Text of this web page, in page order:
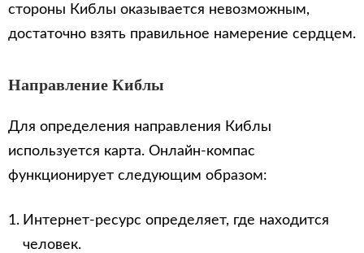
стороны Киблы оказывается невозможным,
достаточно взять правильное намерение сердцем.
Направление Киблы
Для определения направления Киблы
используется карта. Онлайн-компас
функционирует следующим образом:
Интернет-ресурс определяет, где находится
человек.